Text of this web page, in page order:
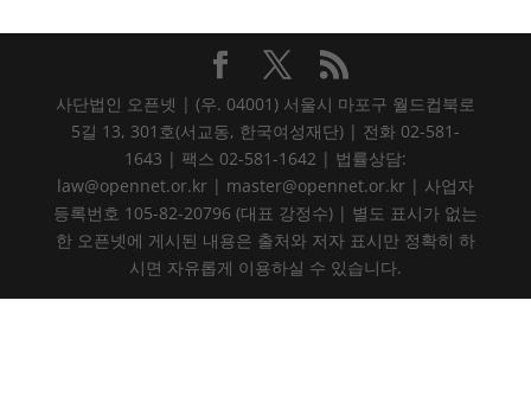
사단법인 오픈넷 | (우. 04001) 서울시 마포구 월드컵북로
5길 13, 301호(서교동, 한국여성재단) | 전화 02-581-
1643 | 팩스 02-581-1642 | 법률상담:
law@opennet.or.kr | master@opennet.or.kr | 사업자
등록번호 105-82-20796 (대표 강정수) | 별도 표시가 없는
한 오픈넷에 게시된 내용은 출처와 저자 표시만 정확히 하
시면 자유롭게 이용하실 수 있습니다.